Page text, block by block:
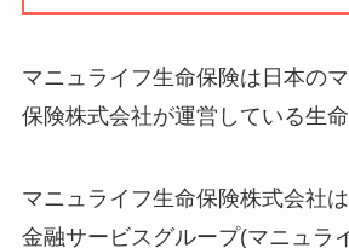
ミ・
【怪
ロモ
どう
マニュライフ生命保険は日本の
保険株式会社が運営している生命
マニュライフ生命保険株式会社
金融サービスグループ(マニュラ